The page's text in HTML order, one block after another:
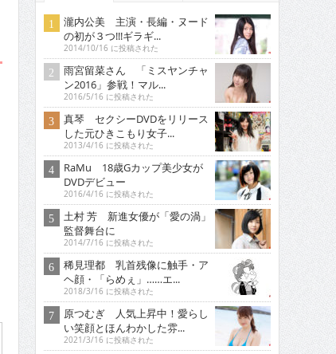
瀧内公美 主演・長編・ヌード
の初が３つ!!!ギラギ...
2014/10/16 に投稿された
雨宮留菜さん 「ミスヤンチャ
ン2016」参戦！マル...
2016/5/16 に投稿された
真琴 セクシーDVDをリリース
した元ひきこもり女子...
2013/4/16 に投稿された
RaMu 18歳Gカップ美少女が
DVDデビュー
2016/4/16 に投稿された
土村 芳 新進女優が「愛の渦」
監督舞台に
2014/7/16 に投稿された
稀見理都 乳首残像に触手・ア
ヘ顔・「らめぇ」……エ...
2018/3/16 に投稿された
原つむぎ 人気上昇中！愛らし
い笑顔とほんわかした雰...
2021/3/16 に投稿された